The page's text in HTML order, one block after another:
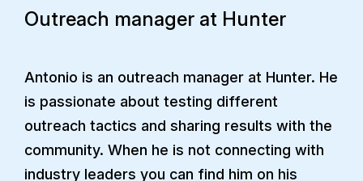
Outreach manager at Hunter
Antonio is an outreach manager at Hunter. He
is passionate about testing different
outreach tactics and sharing results with the
community. When he is not connecting with
industry leaders you can find him on his